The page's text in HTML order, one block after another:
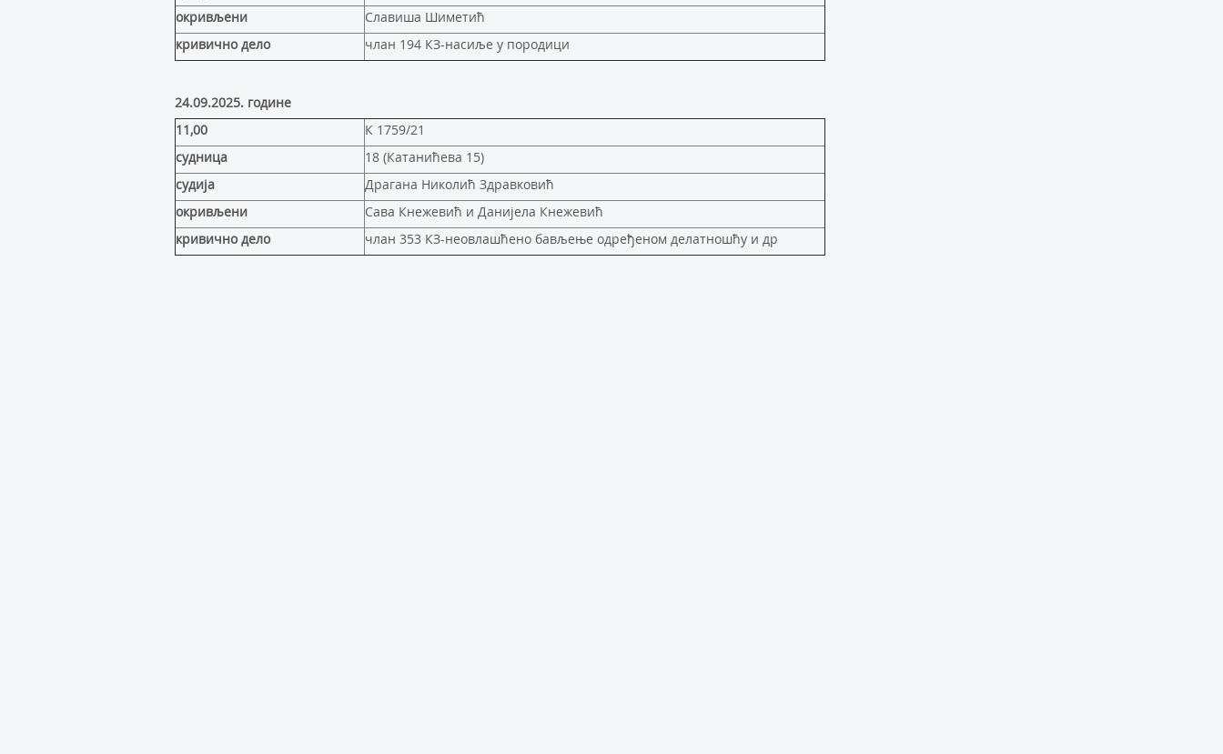
окривљени
Славиша Шиметић
кривично дело
члан 194 КЗ-насиље у породици
24.09.2025. године
11,00
К 1759/21
судница
18 (Катанићева 15)
судија
Драгана Николић Здравковић
окривљени
Сава Кнежевић и Данијела Кнежевић
кривично дело
члан 353 КЗ-неовлашћено бављење одређеном делатношћу и др